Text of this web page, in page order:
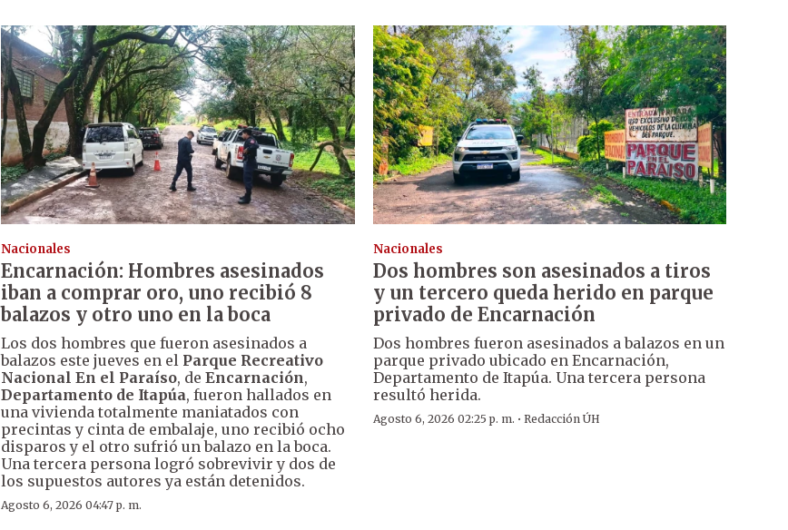
Nacionales
Encarnación: Hombres asesinados
iban a comprar oro, uno recibió 8
balazos y otro uno en la boca
Los dos hombres que fueron asesinados a
balazos este jueves en el Parque Recreativo
Nacional En el Paraíso, deEncarnación,
Departamento de Itapúa, fueron hallados en
una vivienda totalmente maniatados con
precintas y cinta de embalaje, uno recibió ocho
disparos y el otro sufrió un balazo en la boca.
Una tercera persona logró sobrevivir y dos de
los supuestos autores ya están detenidos.
Agosto 6, 2026 04:47 p. m.
Nacionales
Dos hombres son asesinados a tiros
y un tercero queda herido en parque
privado de Encarnación
Dos hombres fueron asesinados a balazos en un
parque privado ubicado en Encarnación,
Departamento de Itapúa. Una tercera persona
resultó herida.
Agosto 6, 2026 02:25 p. m. · Redacción ÚH